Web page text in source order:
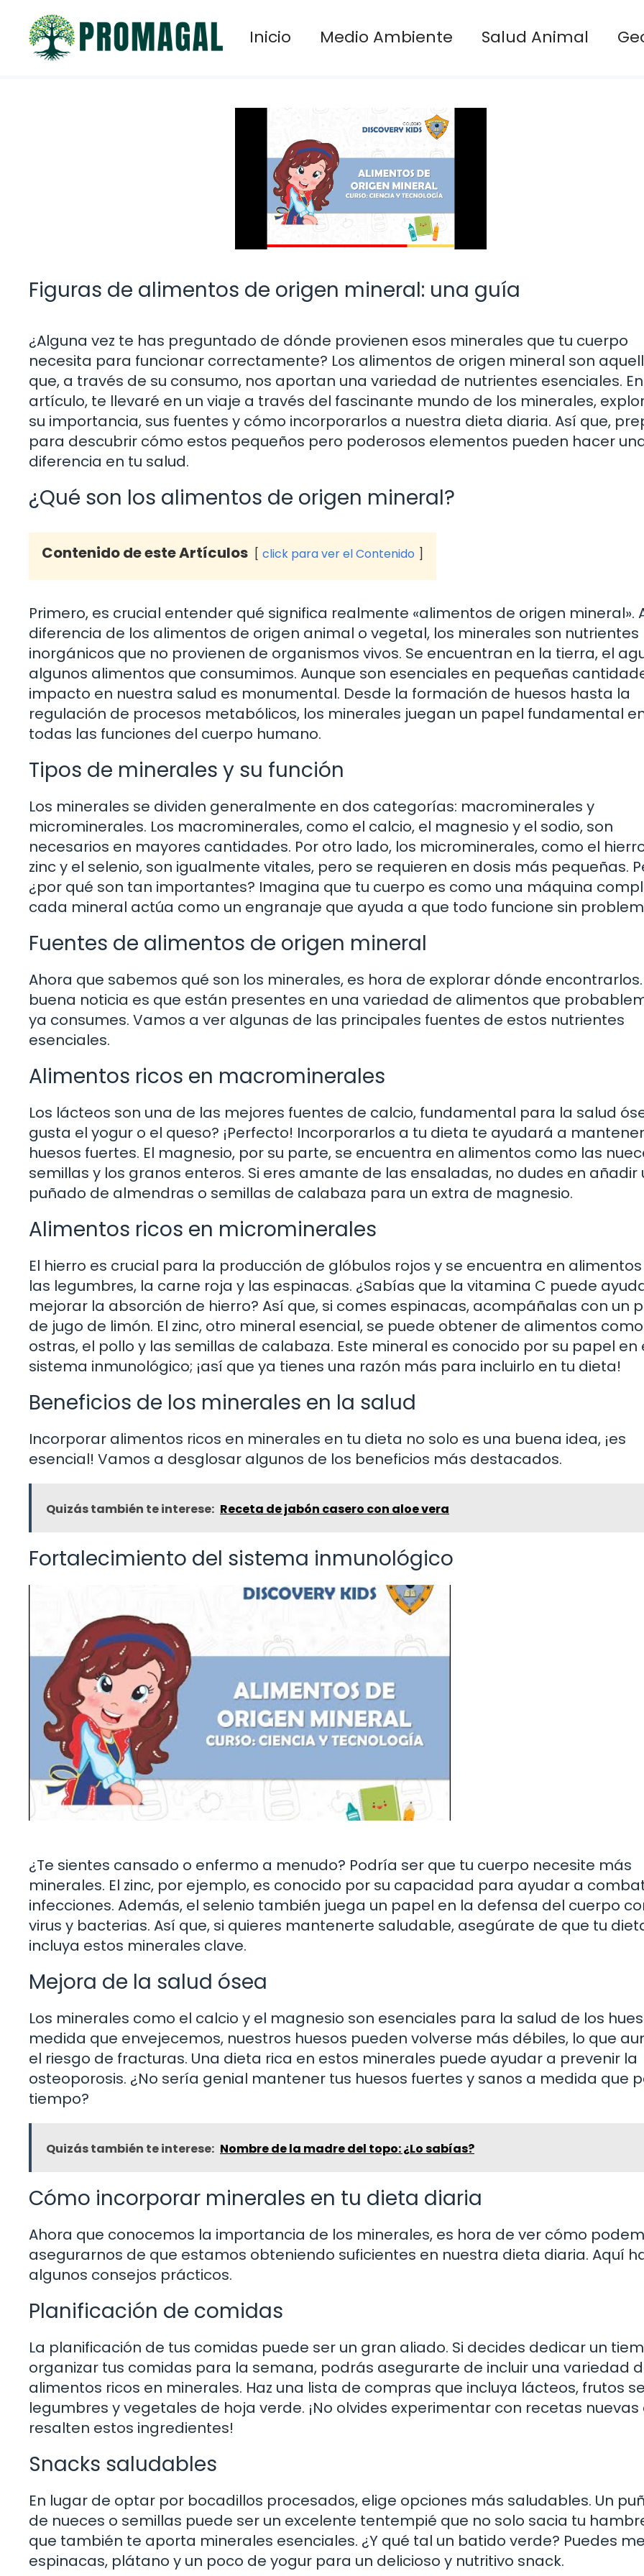
contenido
Inicio Medio Ambiente Salud Animal
Figuras de alimentos de origen mineral: una guía
¿Alguna vez te has preguntado de dónde provienen esos minerales que tu cuerpo
necesita para funcionar correctamente? Los alimentos de origen mineral son
que, a través de su consumo, nos aportan una variedad de nutrientes esenciales.
artículo, te llevaré en un viaje a través del fascinante mundo de los minerales,
su importancia, sus fuentes y cómo incorporarlos a nuestra dieta diaria. Así que,
para descubrir cómo estos pequeños pero poderosos elementos pueden hacer
diferencia en tu salud.
¿Qué son los alimentos de origen mineral?
Contenido de este Artículos click para ver el Contenido
Primero, es crucial entender qué significa realmente «alimentos de origen mineral».
diferencia de los alimentos de origen animal o vegetal, los minerales son nutrientes
inorgánicos que no provienen de organismos vivos. Se encuentran en la tierra, el
algunos alimentos que consumimos. Aunque son esenciales en pequeñas
impacto en nuestra salud es monumental. Desde la formación de huesos hasta la
regulación de procesos metabólicos, los minerales juegan un papel fundamental
todas las funciones del cuerpo humano.
Tipos de minerales y su función
Los minerales se dividen generalmente en dos categorías: macrominerales y
microminerales. Los macrominerales, como el calcio, el magnesio y el sodio, son
necesarios en mayores cantidades. Por otro lado, los microminerales, como el
zinc y el selenio, son igualmente vitales, pero se requieren en dosis más pequeñas.
¿por qué son tan importantes? Imagina que tu cuerpo es como una máquina
cada mineral actúa como un engranaje que ayuda a que todo funcione sin
Fuentes de alimentos de origen mineral
Ahora que sabemos qué son los minerales, es hora de explorar dónde encontrarlos.
buena noticia es que están presentes en una variedad de alimentos que
ya consumes. Vamos a ver algunas de las principales fuentes de estos nutrientes
esenciales.
Alimentos ricos en macrominerales
Los lácteos son una de las mejores fuentes de calcio, fundamental para la salud
gusta el yogur o el queso? ¡Perfecto! Incorporarlos a tu dieta te ayudará a
huesos fuertes. El magnesio, por su parte, se encuentra en alimentos como las
semillas y los granos enteros. Si eres amante de las ensaladas, no dudes en añadir
puñado de almendras o semillas de calabaza para un extra de magnesio.
Alimentos ricos en microminerales
El hierro es crucial para la producción de glóbulos rojos y se encuentra en
las legumbres, la carne roja y las espinacas. ¿Sabías que la vitamina C puede
mejorar la absorción de hierro? Así que, si comes espinacas, acompáñalas con un
de jugo de limón. El zinc, otro mineral esencial, se puede obtener de alimentos
ostras, el pollo y las semillas de calabaza. Este mineral es conocido por su papel en
sistema inmunológico; ¡así que ya tienes una razón más para incluirlo en tu dieta!
Beneficios de los minerales en la salud
Incorporar alimentos ricos en minerales en tu dieta no solo es una buena idea, ¡es
esencial! Vamos a desglosar algunos de los beneficios más destacados.
Quizás también te interese: Receta de jabón casero con aloe vera
Fortalecimiento del sistema inmunológico
¿Te sientes cansado o enfermo a menudo? Podría ser que tu cuerpo necesite más
minerales. El zinc, por ejemplo, es conocido por su capacidad para ayudar a
infecciones. Además, el selenio también juega un papel en la defensa del cuerpo
virus y bacterias. Así que, si quieres mantenerte saludable, asegúrate de que tu
incluya estos minerales clave.
Mejora de la salud ósea
Los minerales como el calcio y el magnesio son esenciales para la salud de los
medida que envejecemos, nuestros huesos pueden volverse más débiles, lo que
el riesgo de fracturas. Una dieta rica en estos minerales puede ayudar a prevenir la
osteoporosis. ¿No sería genial mantener tus huesos fuertes y sanos a medida que
tiempo?
Quizás también te interese: Nombre de la madre del topo: ¿Lo sabías?
Cómo incorporar minerales en tu dieta diaria
Ahora que conocemos la importancia de los minerales, es hora de ver cómo
asegurarnos de que estamos obteniendo suficientes en nuestra dieta diaria. Aquí
algunos consejos prácticos.
Planificación de comidas
La planificación de tus comidas puede ser un gran aliado. Si decides dedicar un
organizar tus comidas para la semana, podrás asegurarte de incluir una variedad
alimentos ricos en minerales. Haz una lista de compras que incluya lácteos, frutos
legumbres y vegetales de hoja verde. ¡No olvides experimentar con recetas nuevas
resalten estos ingredientes!
Snacks saludables
En lugar de optar por bocadillos procesados, elige opciones más saludables. Un
de nueces o semillas puede ser un excelente tentempié que no solo sacia tu
que también te aporta minerales esenciales. ¿Y qué tal un batido verde? Puedes
espinacas, plátano y un poco de yogur para un delicioso y nutritivo snack.